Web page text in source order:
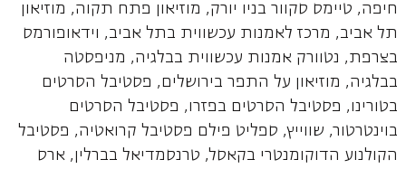
חיפה, טיימס סקוור בניו יורק, מוזיאון פתח תקוה, מוזיאון
תל אביב, מרכז לאמנות עכשווית בתל אביב, וידאופורמס
בצרפת, נטוורק אמנות עכשווית בבלגיה, מניפסטה
בבלגיה, מוזיאון על התפר בירושלים, פסטיבל הסרטים
בטורינו, פסטיבל הסרטים בפזרו, פסטיבל הסרטים
בוינטרטור, שווייץ, ספליט פילם פסטיבל קרואטיה, פסטיבל
הקולנוע הדוקומנטרי בקאסל, טרנסמדיאל בברלין, ארס